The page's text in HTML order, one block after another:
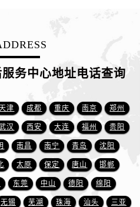
甘肃省嘉峪关市雄关区新华中路万国售后服务中心（需提前预约）
甘肃省酒泉市肃州区西大街万国售后服务中心（需提前预约）
甘肃省临夏市城南街道团结路万国售后服务中心（需提前预约）
甘肃省陇南市武都区人民路万国售后服务中心（需提前预约）
甘肃省平凉市崆峒区西大街万国售后服务中心（需提前预约）
甘肃省庆阳市西峰区南大街万国售后服务中心（需提前预约）
甘肃省天水市秦州区民主路万国售后服务中心（需提前预约）
甘肃省武威市凉州区迎宾路万国售后服务中心（需提前预约）
务中心地址电话查询
津 成都 重庆 南京 郑州
汉 西安 大连 福州 贵阳
南昌 南宁 青岛 沈阳
太原 保定 唐山 邯郸
东莞 中山 德阳 绵阳
无锡 芜湖 珠海 汕头 三亚